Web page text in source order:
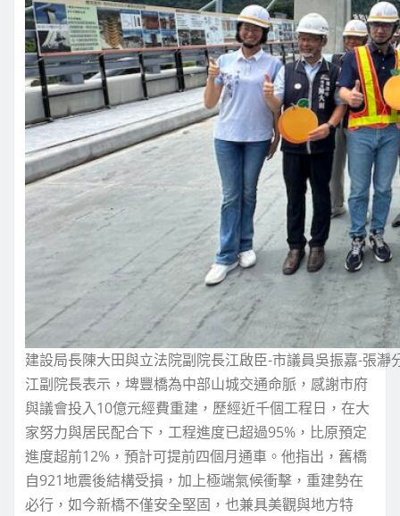
建設局長陳大田與立法院副院長江啟臣-市議員吳振嘉-張瀞
江副院長表示，埤豐橋為中部山城交通命脈，感謝市府
與議會投入10億元經費重建，歷經近千個工程日，在大
家努力與居民配合下，工程進度已超過95%，比原預定
進度超前12%，預計可提前四個月通車。他指出，舊橋
自921地震後結構受損，加上極端氣候衝擊，重建勢在
必行，如今新橋不僅安全堅固，也兼具美觀與地方特